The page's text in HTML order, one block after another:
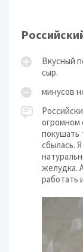
Вкусный
сыр.
минусов
огромном
покушать
сбылась.
желудка.
работать